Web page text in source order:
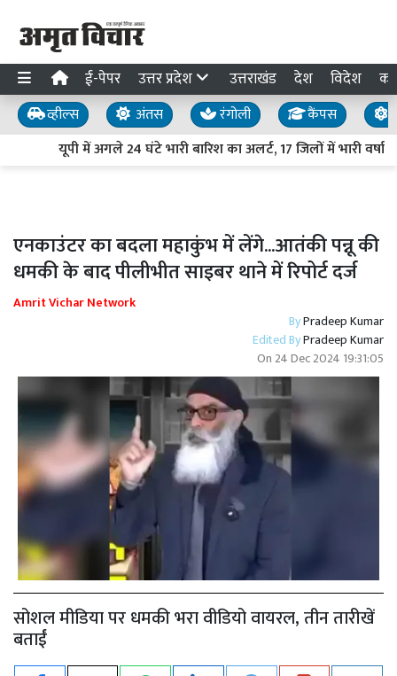
ई-पेपर उत्तर प्रदेश उत्तराखंड देश विदेश
व्हील्स अंतस रंगोली कैंपस
यूपी में अगले 24 घंटे भारी बारिश का अलर्ट, 17 जिलों में भारी
एनकाउंटर का बदला महाकुंभ में लेंगे...आतंकी पन्नू की
धमकी के बाद पीलीभीत साइबर थाने में रिपोर्ट दर्ज
Amrit Vichar Network
ByPradeep Kumar
Edited ByPradeep Kumar
On 24 Dec 2024 19:31:05
सोशल मीडिया पर धमकी भरा वीडियो वायरल, तीन तारीखें
बताईं